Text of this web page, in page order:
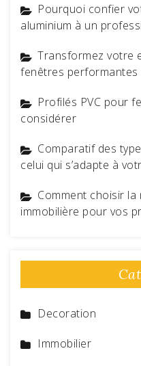
Pourquoi confier
aluminium à un
Transformez votre
fenêtres performantes
Profilés PVC pour
considérer
Comparatif des
celui qui s’adapte à
Comment choisir la
immobilière pour vos
Decoration
Immobilier